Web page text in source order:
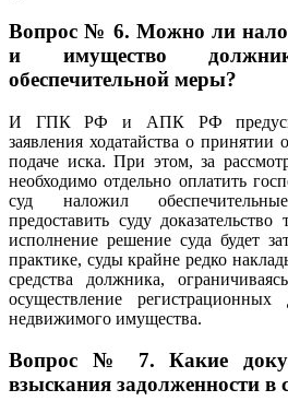
Вопрос № 6. Можно ли
и имущество
обеспечительной меры?
И ГПК РФ и АПК РФ
заявления ходатайства о принятии
подаче иска. При этом, за
необходимо отдельно оплатить
суд наложил
предоставить суду
исполнение решение суда будет
практике, суды крайне редко
средства должника,
осуществление
недвижимого имущества.
Вопрос № 7. Какие
взыскания задолженности в